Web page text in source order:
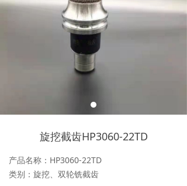
旋挖截齿HP3060-22TD
产品名称：HP3060-22TD
类别：旋挖、双轮铣截齿